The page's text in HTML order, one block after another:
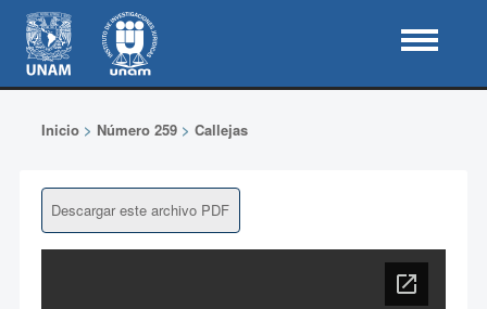
Inicio> Número 259> Callejas
Descargar este archivo PDF